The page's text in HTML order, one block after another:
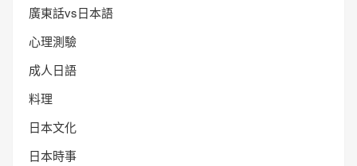
廣東話vs日本語
心理測驗
成人日語
料理
日本文化
日本時事